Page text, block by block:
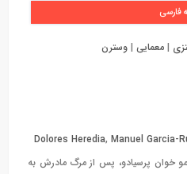
فارسی
| معمایی | وسترن
Dolores Heredia, Manuel Garcia-
خوان پرسیادو، پس از مرگ مادرش به